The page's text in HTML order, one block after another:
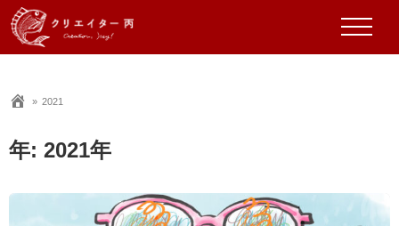
2021
年: 2021年